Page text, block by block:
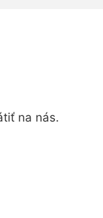
na nás.